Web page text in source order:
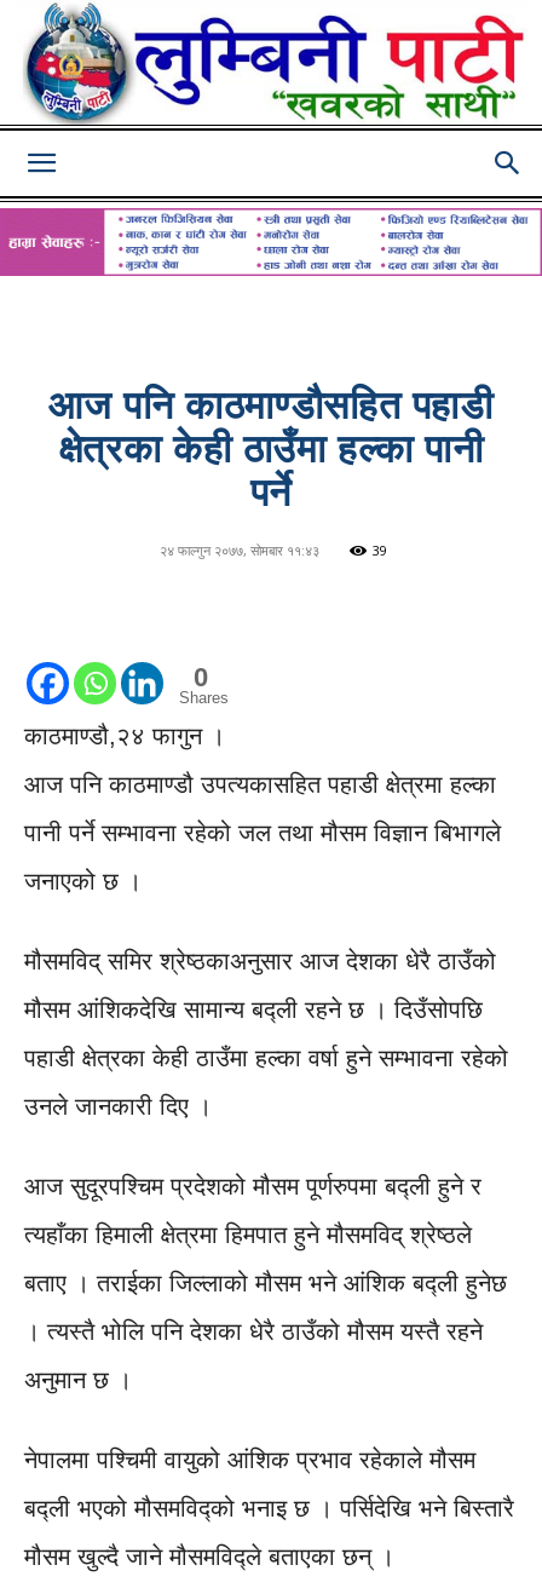
आज पनि काठमाण्डौसहित पहाडी
क्षेत्रका केही ठाउँमा हल्का पानी
पर्ने
२४ फाल्गुन २०७७, सोमबार ११:४३ 39
0
Shares
काठमाण्डौ,२४ फागुन ।
आज पनि काठमाण्डौ उपत्यकासहित पहाडी क्षेत्रमा हल्का
पानी पर्ने सम्भावना रहेको जल तथा मौसम विज्ञान बिभागले
जनाएको छ ।
मौसमविद् समिर श्रेष्ठकाअनुसार आज देशका धेरै ठाउँको
मौसम आंशिकदेखि सामान्य बद्ली रहने छ । दिउँसोपछि
पहाडी क्षेत्रका केही ठाउँमा हल्का वर्षा हुने सम्भावना रहेको
उनले जानकारी दिए ।
आज सुदूरपश्चिम प्रदेशको मौसम पूर्णरुपमा बद्ली हुने र
त्यहाँका हिमाली क्षेत्रमा हिमपात हुने मौसमविद् श्रेष्ठले
बताए । तराईका जिल्लाको मौसम भने आंशिक बद्ली हुनेछ
। त्यस्तै भोलि पनि देशका धेरै ठाउँको मौसम यस्तै रहने
अनुमान छ ।
नेपालमा पश्चिमी वायुको आंशिक प्रभाव रहेकाले मौसम
बद्ली भएको मौसमविद्को भनाइ छ । पर्सिदेखि भने बिस्तारै
मौसम खुल्दै जाने मौसमविद्ले बताएका छन् ।